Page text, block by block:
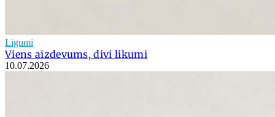
Līgumi
Viens aizdevums, divi likumi
10.07.2026